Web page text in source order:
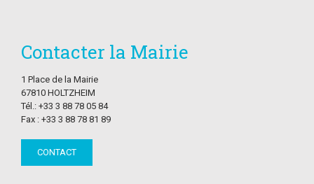
Contacter la Mairie
1 Place de la Mairie
67810 HOLTZHEIM
Tél.: +33 3 88 78 05 84
Fax : +33 3 88 78 81 89
CONTACT